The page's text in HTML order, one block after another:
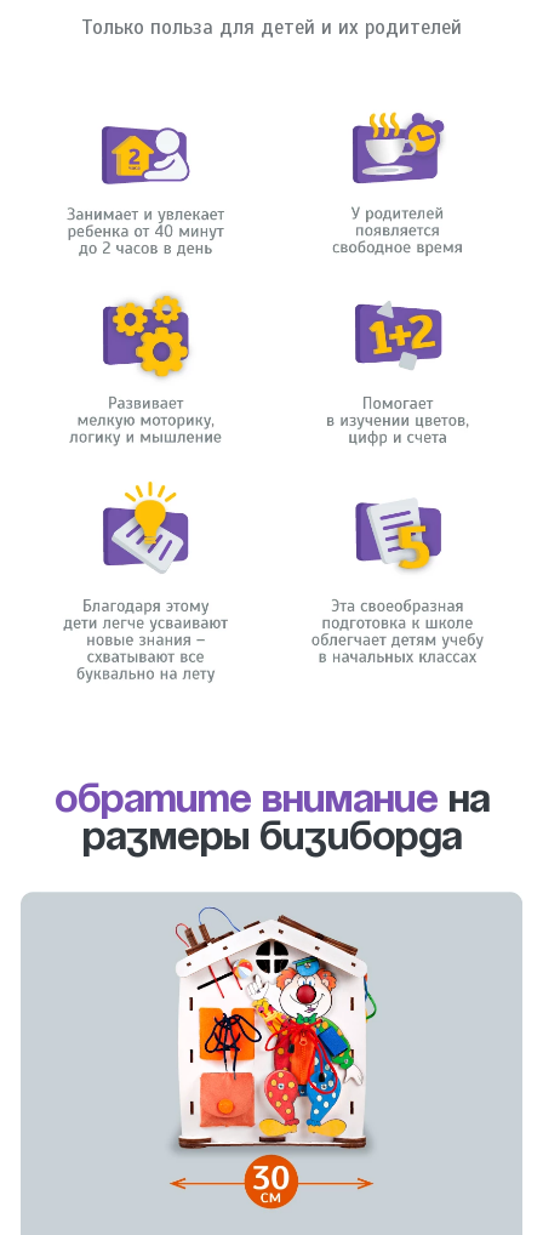
Только польза для детей и их родителей
Обратите внимание на
размеры бизиборда